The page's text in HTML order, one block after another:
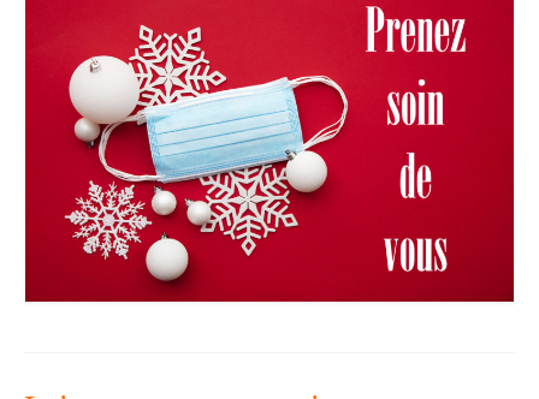
Stages
Agenda – Inscription
Inscription en ligne
Communication
Photos-Presse
Liens